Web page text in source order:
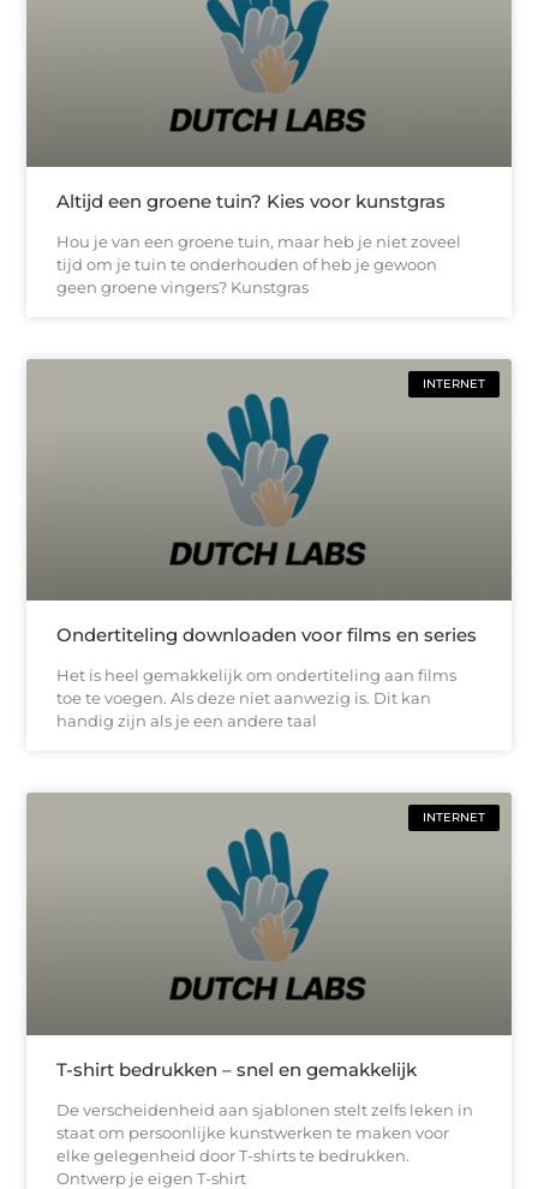
Altijd een groene tuin? Kies voor kunstgras
Hou je van een groene tuin, maar heb je niet zoveel
tijd om je tuin te onderhouden of heb je gewoon
geen groene vingers? Kunstgras
INTERNET
Ondertiteling downloaden voor films en series
Het is heel gemakkelijk om ondertiteling aan films
toe te voegen. Als deze niet aanwezig is. Dit kan
handig zijn als je een andere taal
INTERNET
T-shirt bedrukken – snel en gemakkelijk
De verscheidenheid aan sjablonen stelt zelfs leken in
staat om persoonlijke kunstwerken te maken voor
elke gelegenheid door T-shirts te bedrukken.
Ontwerp je eigen T-shirt